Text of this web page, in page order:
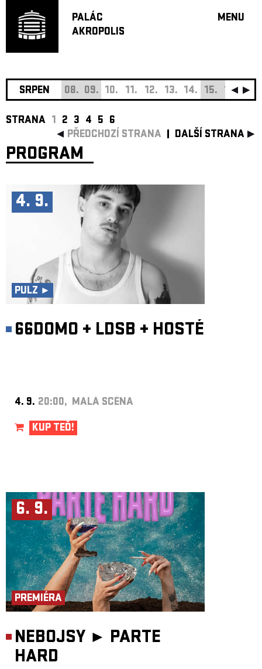
PALÁC
AKROPOLIS
MENU
JAZZ
HUDBA
SRPEN 08. 09. 10. 11. 12. 13. 14. 15. 16. 17.
STRANA 1 2 3 4 5 6
PŘEDCHOZÍ STRANA
DALŠÍ STRANA
PROGRAM
4. 9.
PULZ ►
66DOMO + LDSB + HOSTÉ
4. 9. 20:00, MALÁ SCÉNA
KUP TEĎ!
6. 9.
PREMIÉRA
NEBOJSY ► PARTE
HARD